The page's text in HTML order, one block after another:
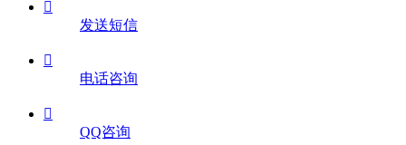

发送短信

电话咨询

QQ咨询